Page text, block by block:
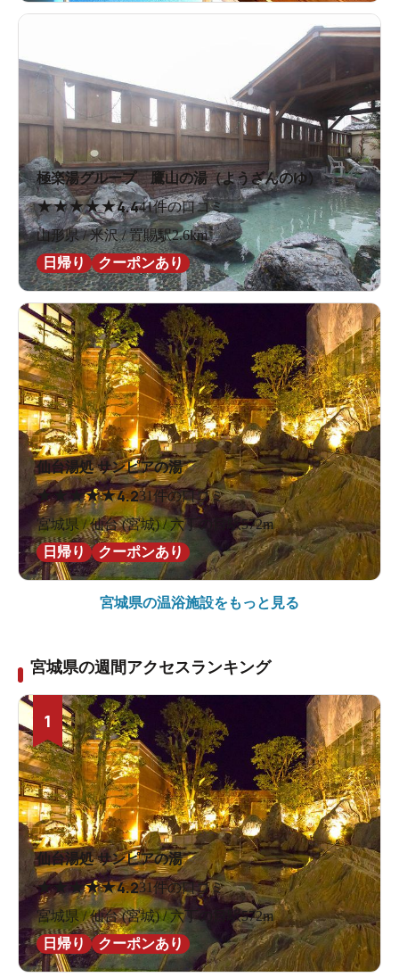
極楽湯グループ 鷹山の湯（ようざんのゆ）
★★★★★4.441件の口コミ
山形県 / 米沢 / 置賜駅2.6km
日帰り
クーポンあり
仙台湯処 サンピアの湯
★★★★★4.231件の口コミ
宮城県 / 仙台 (宮城) / 六丁の目駅572m
日帰り
クーポンあり
宮城県の温浴施設をもっと見る
宮城県の週間アクセスランキング
1
仙台湯処 サンピアの湯
★★★★★4.231件の口コミ
宮城県 / 仙台 (宮城) / 六丁の目駅572m
日帰り
クーポンあり